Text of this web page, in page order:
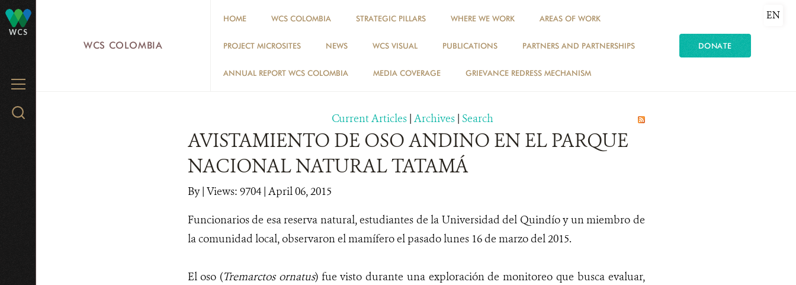
WCS
MENU
Search
WCS COLOMBIA
HOME WCS COLOMBIA STRATEGIC PILLARS WHERE WE WORK AREAS OF WORK
PROJECT MICROSITES NEWS WCS VISUAL PUBLICATIONS PARTNERS AND PARTNERSHIPS
ANNUAL REPORT WCS COLOMBIA MEDIA COVERAGE GRIEVANCE REDRESS MECHANISM
DONATE
EN
NEWS
Current Articles | Archives | Search
AVISTAMIENTO DE OSO ANDINO EN EL PARQUE
NACIONAL NATURAL TATAMÁ
By| Views: 9704| April 06, 2015
Funcionarios de esa reserva natural, estudiantes de la Universidad del Quindío y un miembro de
la comunidad local, observaron el mamíferoel pasado lunes 16 de marzo del 2015.
El oso (Tremarctos ornatus) fue visto durante una exploración de monitoreo que busca evaluar,